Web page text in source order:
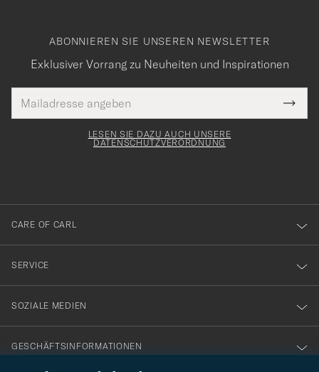
ABONNIEREN SIE UNSEREN NEWSLETTER
Exklusiver Vorrang zu Neuheiten und Inspirationen
Mail
Adresse
Tack
för
dig
till
vårt
nyhetsbrev!
LESEN SIE DAZU AUCH UNSERE
DATENSCHUTZVERORDNUNG
CARE OF CARL
SERVICE
SOZIALE MEDIEN
GESCHÄFTSINFORMATIONEN